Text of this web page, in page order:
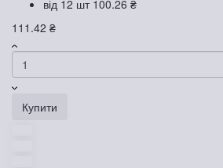
від 12 шт 100.26 ₴
111.42 ₴
Купити